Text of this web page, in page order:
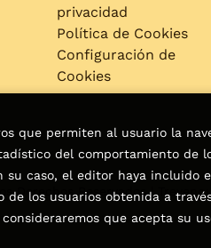
privacidad
Política de Cookies
Configuración de
Cookies
Derechos Reservados |
que permiten al usuario la
del comportamiento de
caso, el editor haya incluido
los usuarios obtenida a
que acepta su